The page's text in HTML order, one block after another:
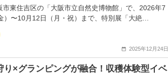
市東住吉区の「大阪市立自然史博物館」で、2026年7
）〜10月12日（月・祝）まで、特別展「大絶…
2025年12月24日
り×グランピングが融合！収穫体験型イベ